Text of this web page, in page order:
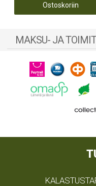
Ostoskoriin
MAKSU- JA